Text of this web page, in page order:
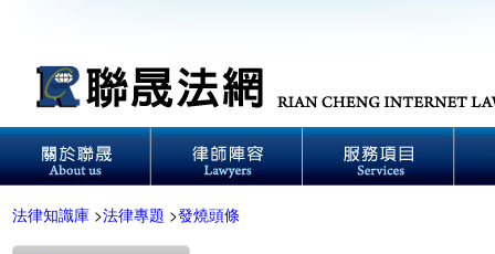
法律知識庫 >法律專題 >發燒頭條